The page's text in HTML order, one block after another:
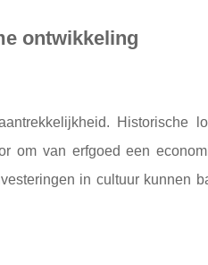
ontwikkeling
Historische
om van erfgoed een
in cultuur kunnen